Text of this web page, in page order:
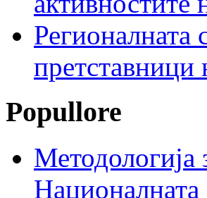
Popullore
Методологија
Националната